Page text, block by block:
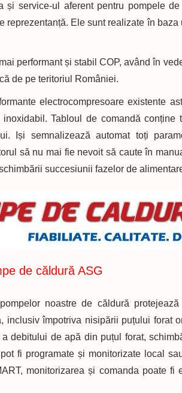
și service-ul aferent pentru pompele
reprezentanță. Ele sunt realizate în
performant și stabil COP, având în
de pe teritoriul României.
electrocompresoare existente
Tabloul de comandă conține
Iși semnalizează automat toți
să nu mai fie nevoit să caute în
succesiunii fazelor de
de căldură ASG
noastre de căldură protejează
inclusiv împotriva nisipării puțului forat
debitului de apă din puțul forat,
fi programate și monitorizate local
monitorizarea și comanda poate fi